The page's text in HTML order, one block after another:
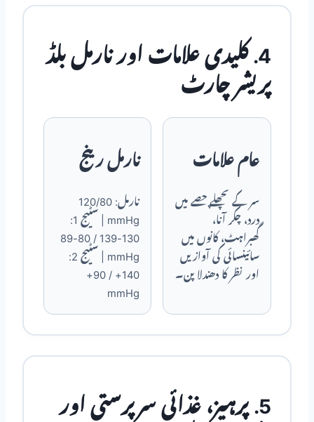
4. کلیدی علامات اور نارمل بلڈ
پریشر چارٹ
عام علامات
سر کے پچھلے حصے میں
درد، چکر آنا،
گھبراہٹ، کانوں میں
سائینسائی کی آوازیں
اور نظر کا دھندلا پن۔
نارمل رینج
نارمل: 120/80
mmHg | سٹیج 1:
130-139 / 80-89
mmHg | سٹیج 2:
140+ / 90+
mmHg
5. پرہیز، غذائی سرپرستی اور